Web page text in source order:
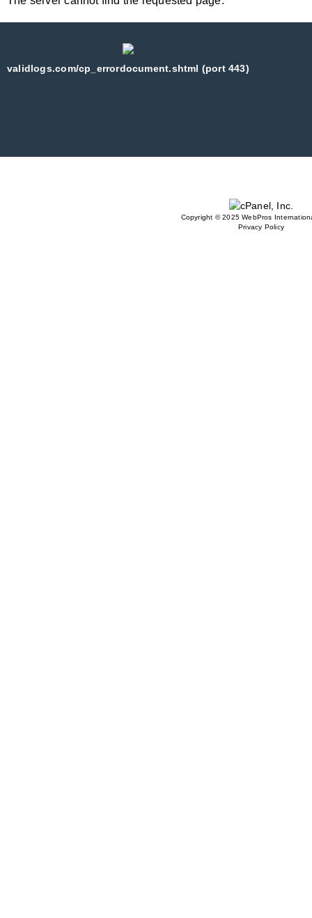
validlogs.com/cp_errordocument.shtml (port 443)
Copyright © 2025 WebPros
Privacy Policy